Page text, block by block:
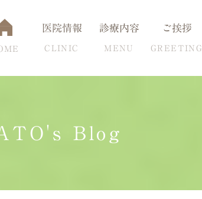
医院情報
CLINIC
診療内容
MENU
頭痛克服の秘訣 高血圧の克服方法
ご挨拶
GREETING
Blog